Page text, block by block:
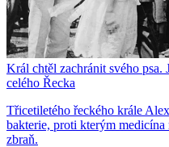
Král chtěl zachránit svého
celého Řecka
Třicetiletého řeckého krále
bakterie, proti kterým
zbraň.